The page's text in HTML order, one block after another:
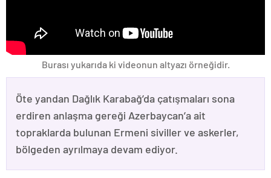
Burası yukarıda ki videonun altyazı örneğidir.
Öte yandan Dağlık Karabağ’da çatışmaları sona
erdiren anlaşma gereği Azerbaycan’a ait
topraklarda bulunan Ermeni siviller ve askerler,
bölgeden ayrılmaya devam ediyor.